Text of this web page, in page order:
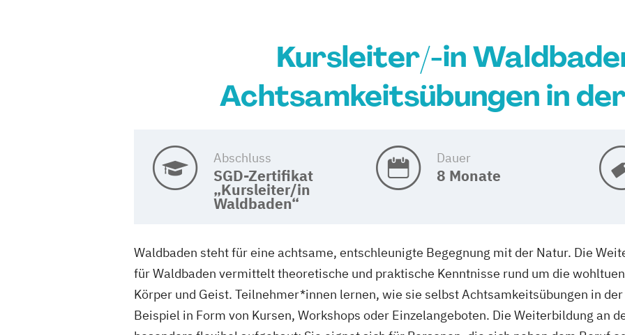
Kursleiter/-in
Achtsamkeitsübungen in
Abschluss
SGD-Zertifikat
„Kursleiter/in
Waldbaden“
Dauer
8 Monate
Waldbaden steht für eine achtsame, entschleunigte Begegnung mit der Natur. Die
für Waldbaden vermittelt theoretische und praktische Kenntnisse rund um die
Körper und Geist. Teilnehmer*innen lernen, wie sie selbst Achtsamkeitsübungen in
Beispiel in Form von Kursen, Workshops oder Einzelangeboten. Die Weiterbildung an